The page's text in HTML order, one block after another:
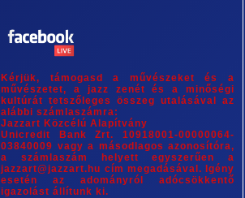
Kérjük, támogasd a művészeket és a
művészetet, a jazz zenét és a minőségi
kultúrát tetszőleges összeg utalásával az
alábbi számlaszámra:
Jazzart Közcélú Alapítvány
Unicredit Bank Zrt. 10918001-00000064-
03840009 vagy a másodlagos azonosítóra,
a számlaszám helyett egyszerűen a
jazzart@jazzart.hu cím megadásával. Igény
esetén az adományról adócsökkentő
igazolást állítunk ki.